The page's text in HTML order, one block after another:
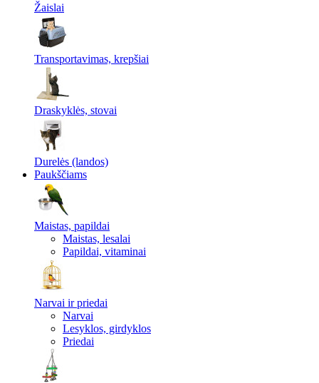
Žaislai
Transportavimas, krepšiai
Draskyklės, stovai
Durelės (landos)
Paukščiams
Maistas, papildai
Maistas, lesalai
Papildai, vitaminai
Narvai ir priedai
Narvai
Lesyklos, girdyklos
Priedai